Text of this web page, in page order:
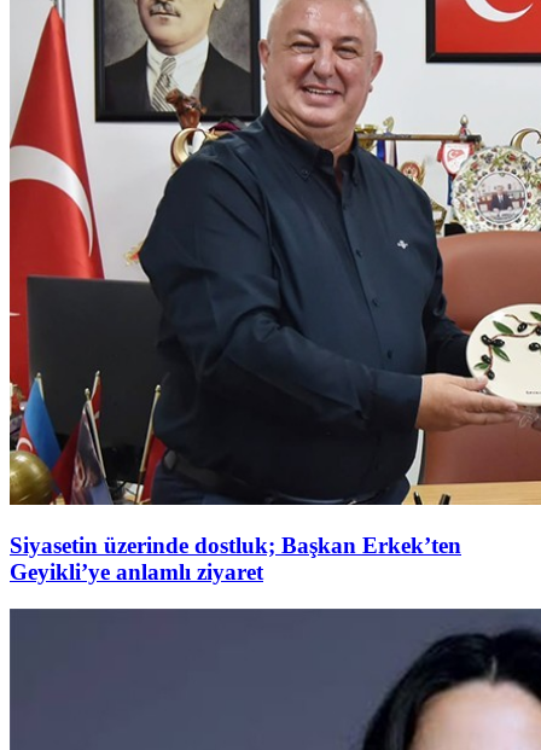
Siyasetin üzerinde dostluk; Başkan Erkek’ten
Geyikli’ye anlamlı ziyaret